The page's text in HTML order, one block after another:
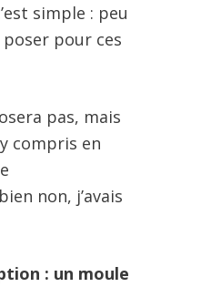
simple : peu
pour ces
pas, mais
compris en
non, j’avais
: un moule